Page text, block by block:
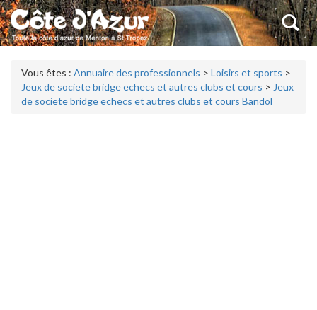
Vous êtes : Annuaire des professionnels > Loisirs et sports >
Jeux de societe bridge echecs et autres clubs et cours > Jeux
de societe bridge echecs et autres clubs et cours Bandol